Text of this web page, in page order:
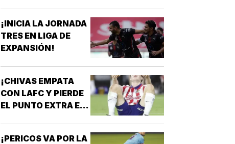
ENTRA A UNA CANCHA CON UN BALÓN
BAJO EL BRAZO, NO LLEGA SOLA
*DETRÁS DE ELLA SIEMPRE HAY
ALGUIEN QUE LA LLEVÓ AL
ENTRENAMIENTO, QUE HIZO EL
ESFUERZO…
¡INICIA LA JORNADA
TRES EN LIGA DE
EXPANSIÓN!
¡CHIVAS EMPATA
CON LAFC Y PIERDE
EL PUNTO EXTRA EN
¡PERICOS VA POR LA